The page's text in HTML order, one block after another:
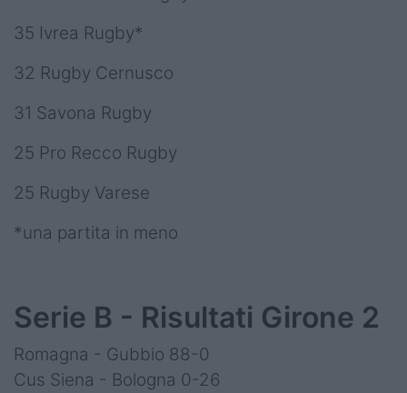
35 Ivrea Rugby*
32 Rugby Cernusco
31 Savona Rugby
25 Pro Recco Rugby
25 Rugby Varese
*una partita in meno
Serie B - Risultati Girone 2
Romagna - Gubbio 88-0
Cus Siena - Bologna 0-26